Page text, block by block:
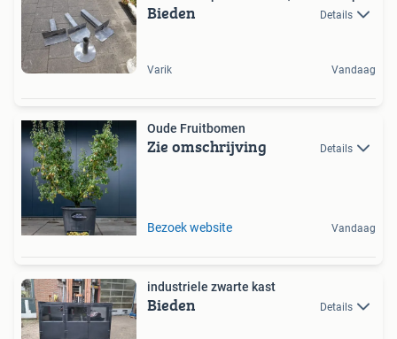
Bieden Details
Varik Vandaag
Oude Fruitbomen
Zie omschrijving Details
Bezoek website Vandaag
industriele zwarte kast
Bieden Details